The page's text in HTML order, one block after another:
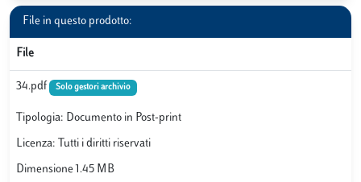
File in questo prodotto:
File
34.pdf Solo gestori archivio
Tipologia: Documento in Post-print
Licenza: Tutti i diritti riservati
Dimensione 1.45 MB